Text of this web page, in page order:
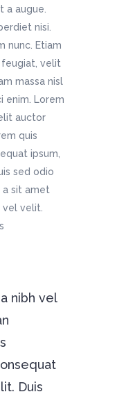
a augue.
nisi.
nunc. Etiam
velit
massa nisl
enim. Lorem
auctor
quis
ipsum,
sed odio
a sit amet
vel velit.
nibh vel
Duis